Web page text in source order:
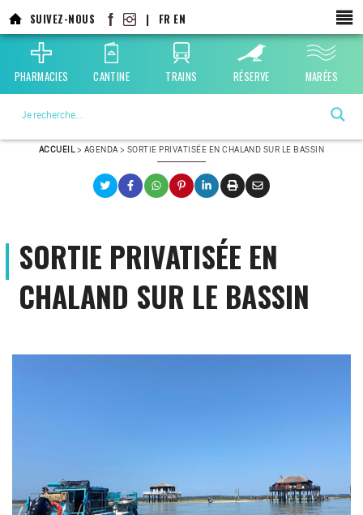
au
contenu
principal
SUIVEZ-NOUS | FR EN
PHARMACIES CANTINE TRAINS RÉSERVE MARÉES
ACCUEIL> AGENDA > SORTIE PRIVATISÉE EN CHALAND SUR LE BASSIN
SORTIE PRIVATISÉE EN
CHALAND SUR LE BASSIN